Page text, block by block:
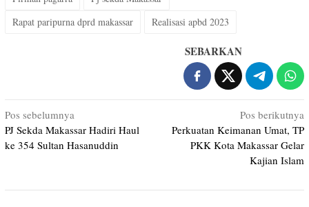
Rapat paripurna dprd makassar
Realisasi apbd 2023
SEBARKAN
Navigasi
pos
Pos sebelumnya
PJ Sekda Makassar Hadiri Haul
ke 354 Sultan Hasanuddin
Pos berikutnya
Perkuatan Keimanan Umat, TP
PKK Kota Makassar Gelar
Kajian Islam